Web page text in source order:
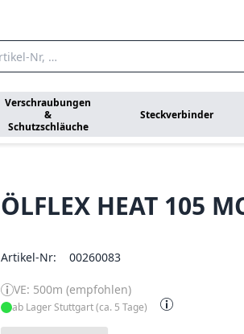
Verschraubungen
&
Schutzschläuche
Steckverbinder
ÖLFLEX HEAT 105
Artikel-Nr: 00260083
VE: 500m (empfohlen)
ab Lager Stuttgart (ca. 5 Tage)